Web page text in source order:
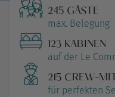
245 GÄSTE
max. Belegung
123 KABINEN
auf der Le
215 CREW-
für perfekten